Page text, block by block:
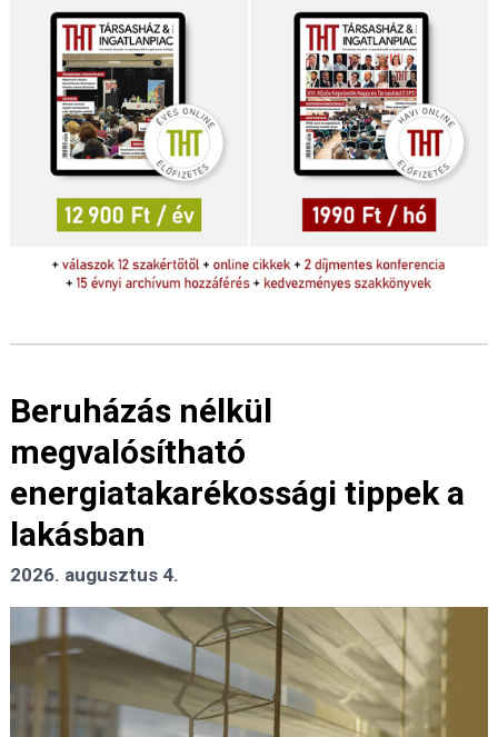
Beruházás nélkül
megvalósítható
energiatakarékossági tippek a
lakásban
2026. augusztus 4.